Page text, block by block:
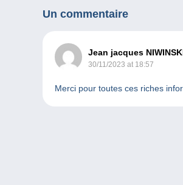
Un commentaire
Jean jacques
30/11/2023 at 18:57
Merci pour toutes ces riches